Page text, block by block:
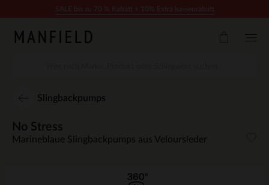
Slingbackpumps
No Stress
Marineblaue Slingbackpumps aus Veloursleder